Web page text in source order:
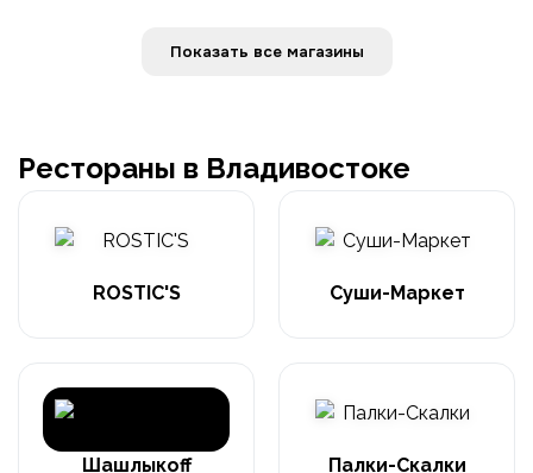
Показать все магазины
Рестораны в Владивостоке
ROSTIC'S Суши-Маркет
Шашлыкоff Палки-Скалки